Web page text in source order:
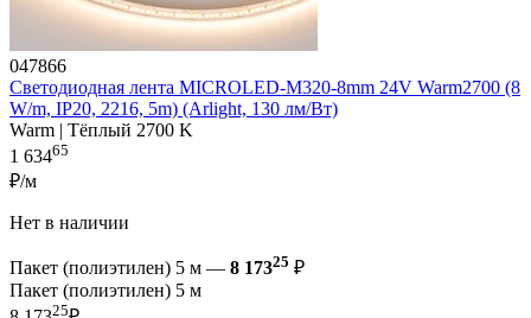
047866
Светодиодная лента MICROLED-M320-8mm 24V Warm2700 (8
W/m, IP20, 2216, 5m) (Arlight, 130 лм/Вт)
Warm | Тёплый 2700 K
1 63465
₽/м
Нет в наличии
Пакет (полиэтилен) 5 м — 8 17325 ₽
Пакет (полиэтилен) 5 м
25